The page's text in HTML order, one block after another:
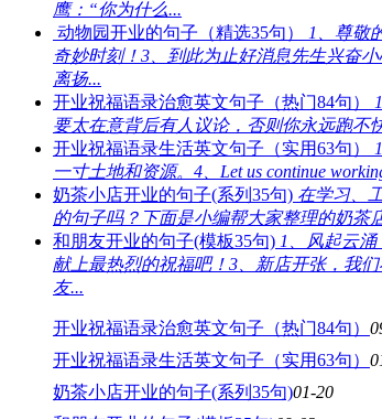
鹰：“你为什么...
动物园开业的句子（精选35句）
1、尊敬
奇妙时刻！3、到此为止好消息先生兴奋
离扬...
开业祝福语录治愈英文句子（热门84句）
要太在意背后有人议论，否则你永远跑不
开业祝福语录生活英文句子（实用63句）
一寸土地和资源。4、Let us continue
奶茶小店开业的句子(系列35句) 在学习、
的句子吗？下面是小编帮大家整理的奶茶
和朋友开业的句子(模板35句) 1、风起云
献上最热烈的祝福吧！3、新店开张，我
友...
开业祝福语录治愈英文句子（热门84句）
开业祝福语录生活英文句子（实用63句）
奶茶小店开业的句子(系列35句)01-20